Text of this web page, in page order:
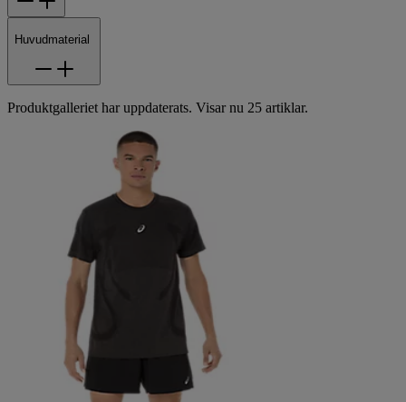
Huvudmaterial
Produktgalleriet har uppdaterats. Visar nu 25 artiklar.